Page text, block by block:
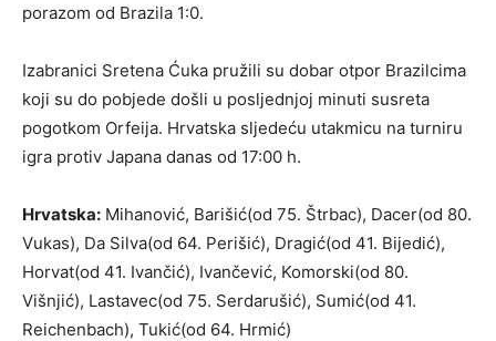
porazom od Brazila 1:0.
Izabranici Sretena Ćuka pružili su dobar otpor Brazilcima
koji su do pobjede došli u posljednjoj minuti susreta
pogotkom Orfeija. Hrvatska sljedeću utakmicu na turniru
igra protiv Japana danas od 17:00 h.
Hrvatska: Mihanović, Barišić(od 75. Štrbac), Dacer(od 80.
Vukas), Da Silva(od 64. Perišić), Dragić(od 41. Bijedić),
Horvat(od 41. Ivančić), Ivančević, Komorski(od 80.
Višnjić), Lastavec(od 75. Serdarušić), Sumić(od 41.
Reichenbach), Tukić(od 64. Hrmić)